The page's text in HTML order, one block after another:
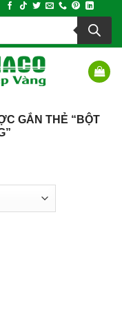
GẮN THẺ “BỘT